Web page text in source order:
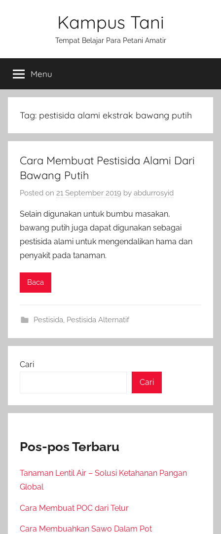
Kampus Tani
Tempat Belajar Para Petani Amatir
Menu
Tag: pestisida alami ekstrak bawang putih
Cara Membuat Pestisida Alami Dari
Bawang Putih
Posted on 21 September 2019 by abdurrosyid
Selain digunakan untuk bumbu masakan,
bawang putih juga dapat digunakan sebagai
pestisida alami untuk mengendalikan hama dan
penyakit pada tanaman.
Baca
Pestisida Pestisida Alternatif
Cari
Cari
Pos-pos Terbaru
Tanaman Lentil Air – Solusi Ketahanan Pangan
Global
Cara Membuat POC dari Telur
Cara Membuahkan Sawo Dalam Pot